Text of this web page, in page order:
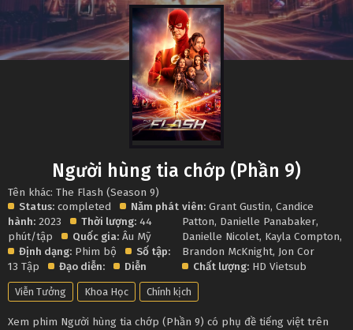
Người hùng tia chớp (Phần 9)
Tên khác: The Flash (Season 9)
Status: completed
Năm phát
hành: 2023 Thời lượng: 44
phút/tập
Quốc gia: Âu Mỹ
Định dạng: Phim bộ
Số tập:
13 Tập
Đạo diễn: Diễn
viên: Grant Gustin,Candice
Patton, Danielle Panabaker,
Danielle Nicolet, Kayla Compton,
Brandon McKnight, Jon Cor
Chất lượng: HD Vietsub
Viễn Tưởng Khoa Học Chính kịch
Xem phim Người hùng tia chớp (Phần 9) có phụ đề tiếng việt trên